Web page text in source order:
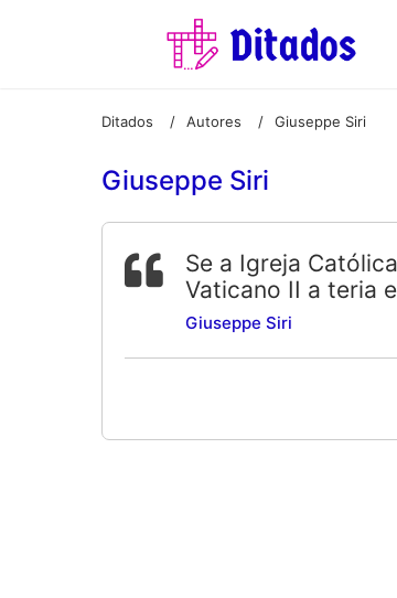
Ditados / Autores / Giuseppe Siri
Giuseppe Siri
Se a Igreja
Vaticano II a teria
Giuseppe Siri